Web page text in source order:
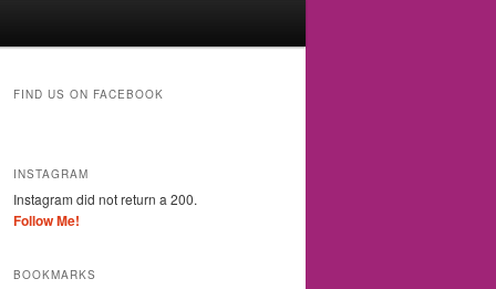
FIND US ON FACEBOOK
INSTAGRAM
Instagram did not return a 200.
Follow Me!
BOOKMARKS